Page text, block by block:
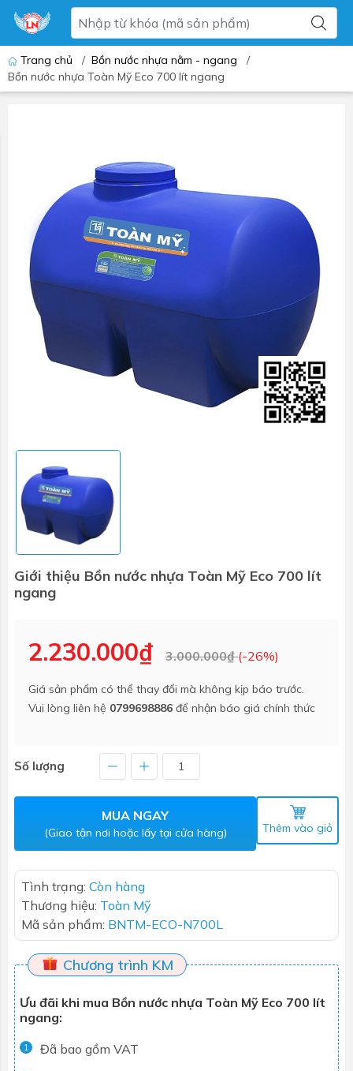
Trang chủ / Bồn nước nhựa nằm - ngang
/
Bồn nước nhựa Toàn Mỹ Eco 700 lít ngang
Giới thiệu Bồn nước nhựa Toàn Mỹ Eco 700 lít
ngang
2.230.000₫ 3.000.000₫(-26%)
Giá sản phẩm có thể thay đổi mà không kịp báo trước.
Vui lòng liên hệ 0799698886 để nhận báo giá chính thức
Số lượng
MUA NGAY
(Giao tận nơi hoặc lấy tại cửa hàng) Thêm vào giỏ
Tình trạng: Còn hàng
Thương hiệu: Toàn Mỹ
Mã sản phẩm: BNTM-ECO-N700L
Chương trình KM
Ưu đãi khi mua Bồn nước nhựa Toàn Mỹ Eco 700 lít
ngang:
1 Đã bao gồm VAT